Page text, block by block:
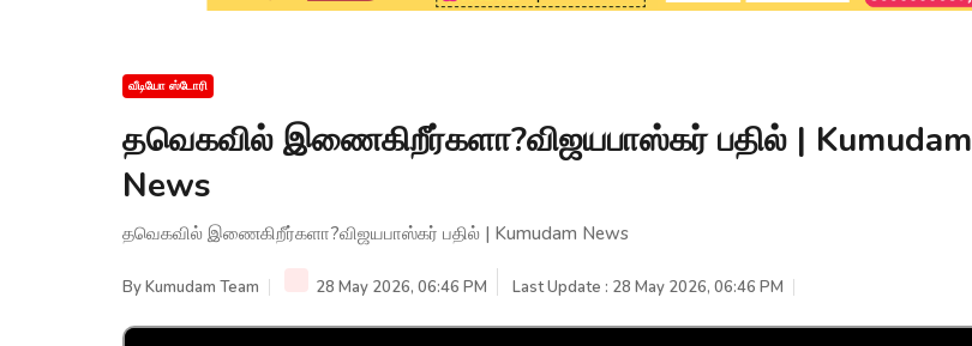
வீடியோ ஸ்டோரி
தவெகவில் இணைகிறீர்களா?விஜயபாஸ்கர் பதில் | Kumudam
News
தவெகவில் இணைகிறீர்களா?விஜயபாஸ்கர் பதில் | Kumudam News
ByKumudam Team 28 May 2026, 06:46 PM Last Update : 28 May 2026, 06:46 PM